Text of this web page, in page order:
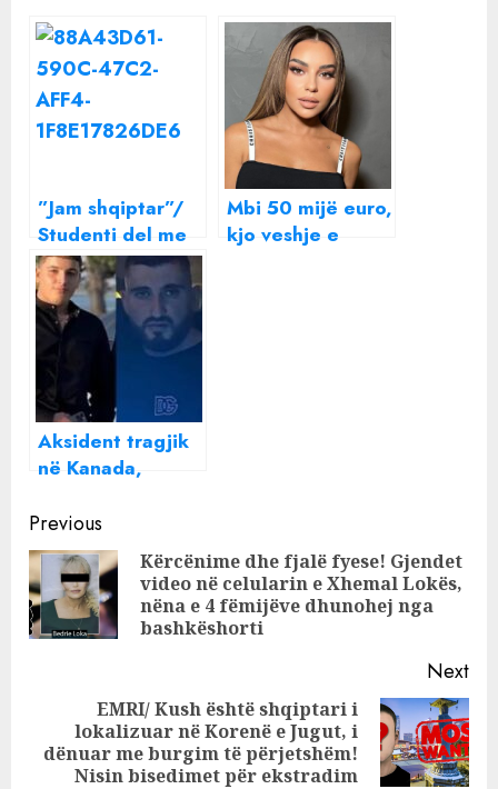
”Jam shqiptar”/
Studenti del me
veshje
kombëtare
shqiptare në
ceremoninë e
diplomimit
Mbi 50 mijë euro,
kjo veshje e
Aksident tragjik
në Kanada,
të rinj shqiptarë
(EMRAT)
Continue
Reading
Previous
Kërcënime dhe fjalë fyese! Gjendet
video në celularin e Xhemal Lokës,
nëna e 4 fëmijëve dhunohej nga
bashkëshorti
Next
post:
EMRI/ Kush është shqiptari i
lokalizuar në Korenë e Jugut, i
dënuar me burgim të përjetshëm!
Nisin bisedimet për ekstradim